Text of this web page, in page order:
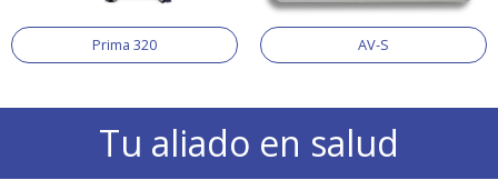
Prima 320 AV-S
Tu aliado en salud